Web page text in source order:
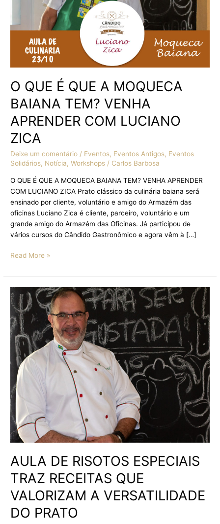
O QUE É QUE A MOQUECA
BAIANA TEM? VENHA
APRENDER COM LUCIANO
ZICA
Deixe um comentário / Eventos, Eventos Antigos, Eventos
Solidários, Notícia,Workshops / Carlos Barbosa
O QUE É QUE A MOQUECA BAIANA TEM? VENHA APRENDER
COM LUCIANO ZICA Prato clássico da culinária baiana será
ensinado por cliente, voluntário e amigo do Armazém das
oficinas Luciano Zica é cliente, parceiro, voluntário e um
grande amigo do Armazém das Oficinas. Já participou de
vários cursos do Cândido Gastronômico e agora vêm à […]
APRENDER
COM
LUCIANO
ZICA
Read More »
AULA DE RISOTOS ESPECIAIS
TRAZ RECEITAS QUE
VALORIZAM A VERSATILIDADE
DO PRATO
AULA
DE
RISOTOS
ESPECIAIS
TRAZ
RECEITAS
QUE
VALORIZAM
VERSATILIDADE
DO
PRATO